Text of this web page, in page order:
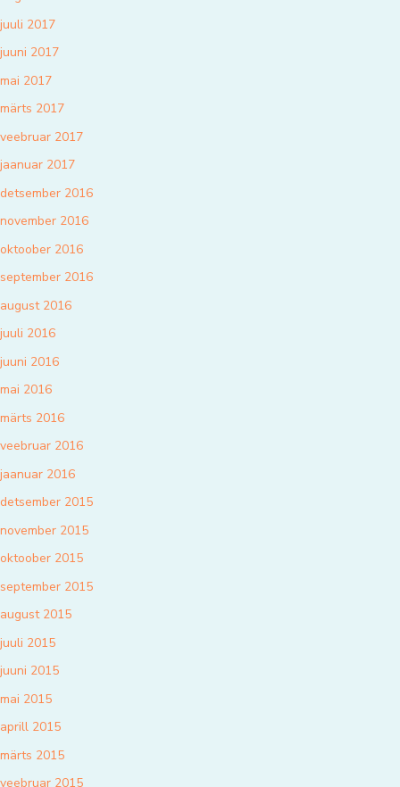
juuli 2017
juuni 2017
mai 2017
märts 2017
veebruar 2017
jaanuar 2017
detsember 2016
november 2016
oktoober 2016
september 2016
august 2016
juuli 2016
juuni 2016
mai 2016
märts 2016
veebruar 2016
jaanuar 2016
detsember 2015
november 2015
oktoober 2015
september 2015
august 2015
juuli 2015
juuni 2015
mai 2015
aprill 2015
märts 2015
veebruar 2015